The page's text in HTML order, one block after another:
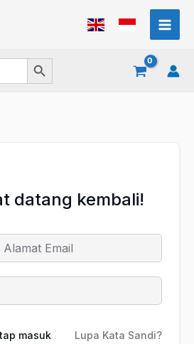
Search Button
datang kembali!
masuk Lupa Kata Sandi?